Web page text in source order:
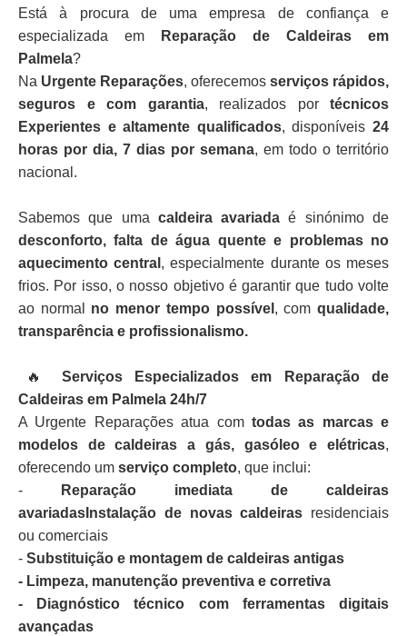
Está à procura de uma empresa de confiança e
especializada em
Reparação de Caldeiras em
Palmela?
Na Urgente Reparações, oferecemos serviços rápidos,
seguros e com garantia, realizados por técnicos
Experientes e altamente qualificados, disponíveis24
horas por dia, 7 dias por semana, em todo o território
nacional.
Sabemos que uma caldeira avariada é sinónimo de
desconforto, falta de água quente e problemas no
aquecimento central , especialmente durante os meses
frios. Por isso, o nosso objetivo é garantir que tudo volte
ao normal no menor tempo possível , comqualidade,
transparência e profissionalismo.
🔥
Serviços Especializados em Reparação de
Caldeiras em Palmela 24h/7
A Urgente Reparações atua com todas as marcas e
modelos de caldeiras a gás, gasóleo e elétricas,
oferecendo um serviço completo, que inclui:
-
Reparação imediata de caldeiras
avariadasInstalação de novas caldeiras residenciais
ou comerciais
- Substituição e montagem de caldeiras antigas
- Limpeza, manutenção preventiva e corretiva
- Diagnóstico técnico com ferramentas digitais
avançadas